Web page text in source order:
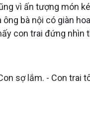
vì ấn tượng món
ông bà nội có giàn
con trai đứng nhìn
sợ lắm. - Con trai